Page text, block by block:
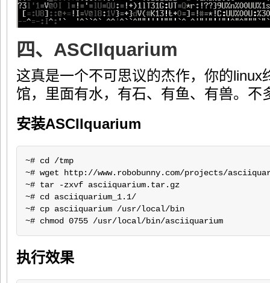
四、ASCIIquarium
这真是一个不可思议的杰作，你的linux
馆，里面有水，有石、有鱼、有兽。不
安装ASCIIquarium
~# cd /tmp
~# wget http://www.robobunny.com/projects/
~# tar -zxvf asciiquarium.tar.gz
~# cd asciiquarium_1.1/
~# cp asciiquarium /usr/local/bin
~# chmod 0755 /usr/local/bin/asciiquarium
执行效果